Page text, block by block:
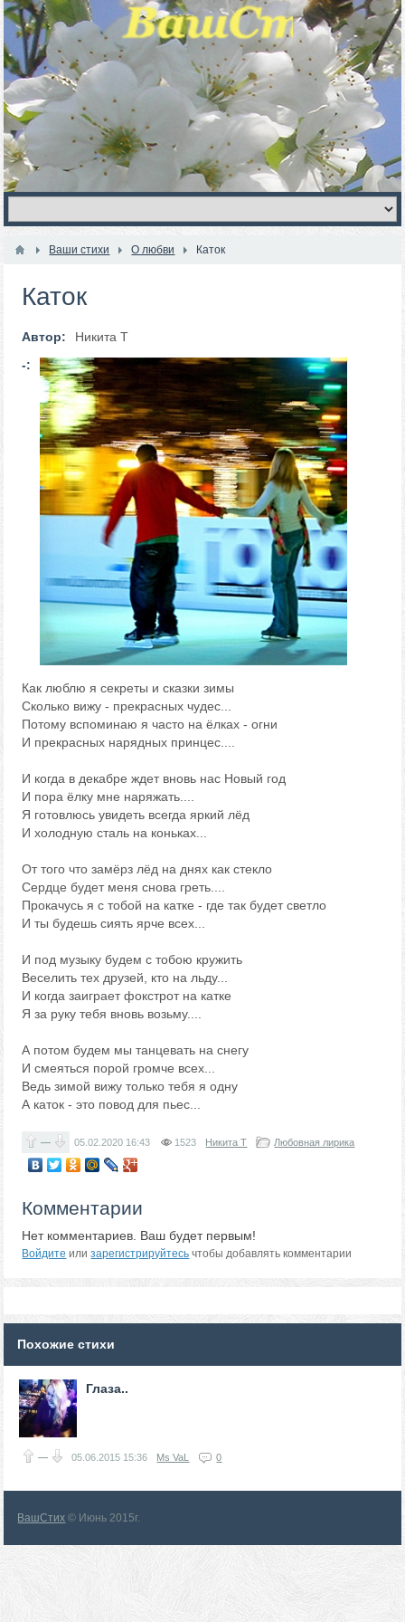
Ваши стихи О любви Каток
Каток
Автор:
Никита Т
-:
Как люблю я секреты и сказки зимы
Сколько вижу - прекрасных чудес...
Потому вспоминаю я часто на ёлках - огни
И прекрасных нарядных принцес....
И когда в декабре ждет вновь нас Новый год
И пора ёлку мне наряжать....
Я готовлюсь увидеть всегда яркий лёд
И холодную сталь на коньках...
От того что замёрз лёд на днях как стекло
Сердце будет меня снова греть....
Прокачусь я с тобой на катке - где так будет светло
И ты будешь сиять ярче всех...
И под музыку будем с тобою кружить
Веселить тех друзей, кто на льду...
И когда заиграет фокстрот на катке
Я за руку тебя вновь возьму....
А потом будем мы танцевать на снегу
И смеяться порой громче всех...
Ведь зимой вижу только тебя я одну
А каток - это повод для пьес...
— 05.02.2020 16:43 1523 Никита Т Любовная лирика
Комментарии
Нет комментариев. Ваш будет первым!
Войдите илизарегистрируйтесь чтобы добавлять комментарии
Похожие стихи
Глаза..
— 05.06.2015 15:36 Ms VaL 0
ВашСтих © Июнь 2015г.